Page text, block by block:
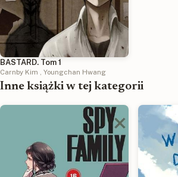
BASTARD. Tom 1
Carnby Kim Youngchan Hwang
Inne książki w tej kategorii